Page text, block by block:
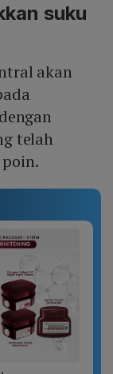
suku
akan
telah